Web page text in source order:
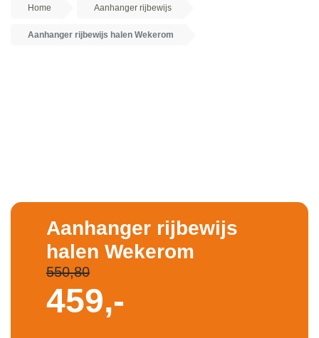
Home Aanhanger rijbewijs
Aanhanger rijbewijs halen Wekerom
Aanhanger rijbewijs
halen Wekerom
550,80
459,-